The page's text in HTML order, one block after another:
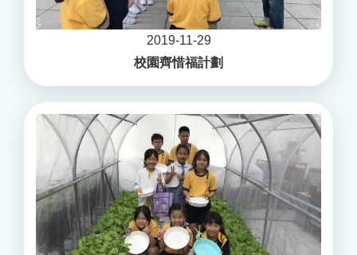
2019-11-29
校園齊惜福計劃